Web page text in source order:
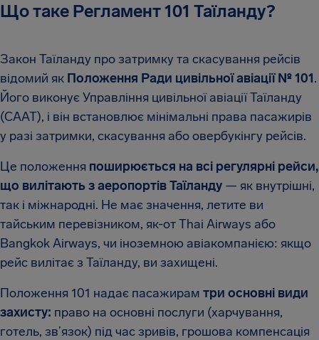
Що таке Регламент 101 Таїланду?
Закон Таїланду про затримку та скасування рейсів
відомий як Положення Ради цивільної авіації № 101.
Його виконує Управління цивільної авіації Таїланду
(CAAT), і він встановлює мінімальні права пасажирів
у разі затримки, скасування або овербукінгу рейсів.
Це положення поширюється на всі регулярні рейси,
що вилітають з аеропортів Таїланду — як внутрішні,
так і міжнародні. Не має значення, летите ви
тайським перевізником, як-от Thai Airways або
Bangkok Airways, чи іноземною авіакомпанією: якщо
рейс вилітає з Таїланду, ви захищені.
Положення 101 надає пасажирам три основні види
захисту: право на основні послуги (харчування,
готель, зв’язок) під час зривів, грошова компенсація